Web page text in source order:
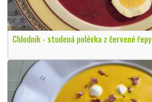
Chlodnik - studená polévka z červené řepy